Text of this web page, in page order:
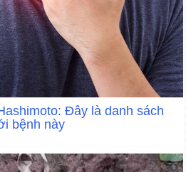
Đây là danh sách
bệnh này